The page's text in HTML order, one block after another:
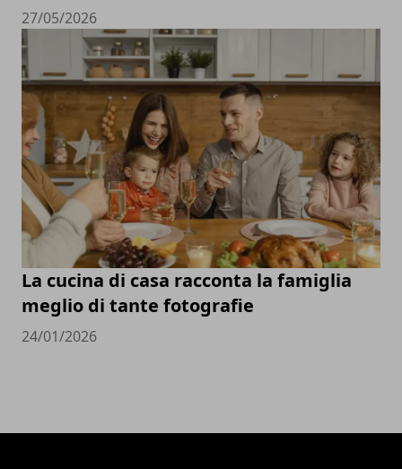
27/05/2026
La cucina di casa racconta la famiglia
meglio di tante fotografie
24/01/2026